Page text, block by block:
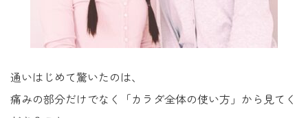
通いはじめて驚いたのは、
痛みの部分だけでなく「カラダ全体の使い方」から見てく